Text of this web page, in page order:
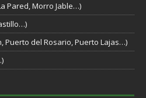
Pared, Morro Jable…)
Puerto del Rosario, Puerto Lajas…)